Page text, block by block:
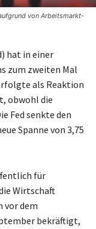
von Arbeitsmarkt-
hat in einer
zum zweiten Mal
als Reaktion
obwohl die
Fed senkte den
Spanne von 3,75
für
Wirtschaft
vor dem
bekräftigt,